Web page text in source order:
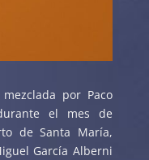
por Paco
el mes de
de Santa María,
García Alberni